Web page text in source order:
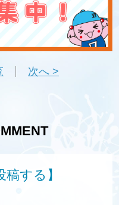
次へ >
稿する】